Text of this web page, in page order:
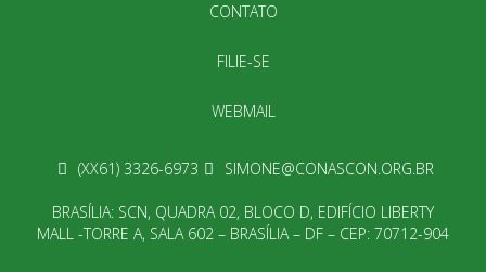
CONTATO
FILIE-SE
WEBMAIL
(XX61) 3326-6973 SIMONE@CONASCON.ORG.BR
BRASÍLIA: SCN, QUADRA 02, BLOCO D, EDIFÍCIO LIBERTY
MALL -TORRE A, SALA 602 – BRASÍLIA – DF – CEP: 70712-904